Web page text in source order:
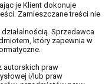
je Klient dokonuje
Zamieszczane treści nie
Sprzedawca
który zapewnia w
autorskich praw
i/lub praw